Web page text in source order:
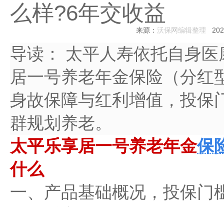
么样?6年交收益
来源： 沃保网编辑整理
导读：
太平人寿依托自身
居一号养老年金保险（分红
身故保障与红利增值，投保
群规划养老。
太平乐享居一号养老年金保
什么
一、产品基础概况，投保门